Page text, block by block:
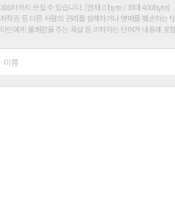
200자까지 쓰실 수 있습니다. (현재 0 byte / 최대 400byte)
저작권 등 다른 사람의 권리를 침해하거나 명예를 훼손하는
타인에게 불쾌감을 주는 욕설 등 비하하는 단어가 내용에